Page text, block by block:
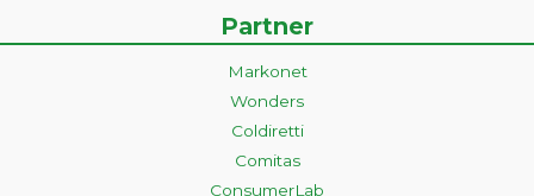
Partner
Markonet
Wonders
Coldiretti
Comitas
ConsumerLab